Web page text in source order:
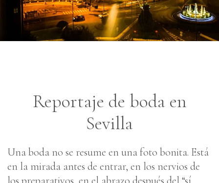
Reportaje de boda en
Sevilla
Una boda no se resume en una foto bonita. Está
en la mirada antes de entrar, en los nervios de